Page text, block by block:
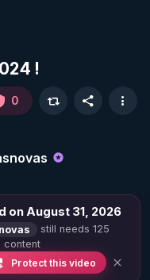
!
0
on August 31, 2026
still needs 125
content
Protect this video